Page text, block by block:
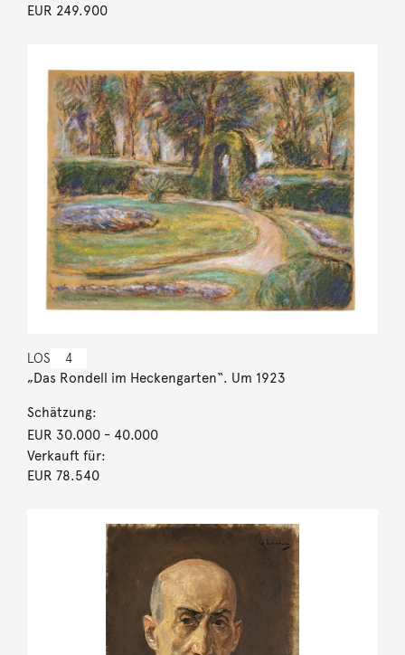
EUR 249.900
LOS 4
„Das Rondell im Heckengarten“. Um 1923
Schätzung:
EUR 30.000- 40.000
Verkauft für:
EUR 78.540